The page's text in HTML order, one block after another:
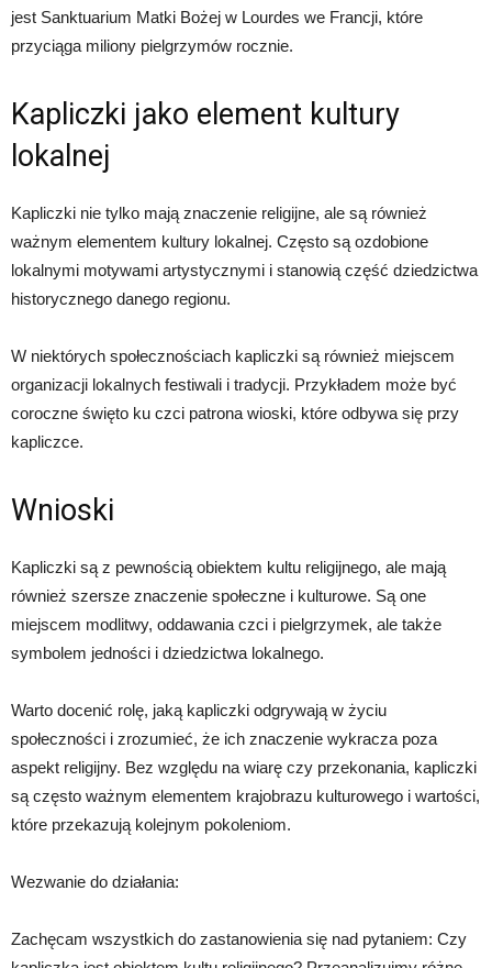
jest Sanktuarium Matki Bożej w Lourdes we Francji, które
przyciąga miliony pielgrzymów rocznie.
Kapliczki jako element kultury
lokalnej
Kapliczki nie tylko mają znaczenie religijne, ale są również
ważnym elementem kultury lokalnej. Często są ozdobione
lokalnymi motywami artystycznymi i stanowią część dziedzictwa
historycznego danego regionu.
W niektórych społecznościach kapliczki są również miejscem
organizacji lokalnych festiwali i tradycji. Przykładem może być
coroczne święto ku czci patrona wioski, które odbywa się przy
kapliczce.
Wnioski
Kapliczki są z pewnością obiektem kultu religijnego, ale mają
również szersze znaczenie społeczne i kulturowe. Są one
miejscem modlitwy, oddawania czci i pielgrzymek, ale także
symbolem jedności i dziedzictwa lokalnego.
Warto docenić rolę, jaką kapliczki odgrywają w życiu
społeczności i zrozumieć, że ich znaczenie wykracza poza
aspekt religijny. Bez względu na wiarę czy przekonania, kapliczki
są często ważnym elementem krajobrazu kulturowego i wartości,
które przekazują kolejnym pokoleniom.
Wezwanie do działania:
Zachęcam wszystkich do zastanowienia się nad pytaniem: Czy